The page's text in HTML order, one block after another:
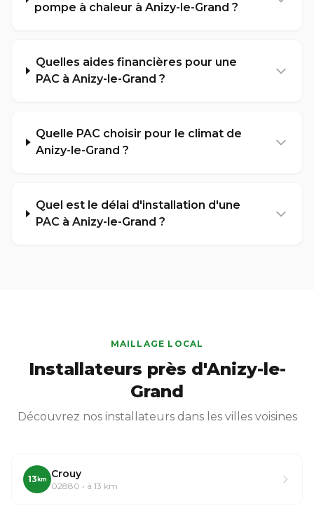
pompe à chaleur à Anizy-le-Grand ?
Quelles aides financières pour une
PAC à Anizy-le-Grand ?
Quelle PAC choisir pour le climat de
Anizy-le-Grand ?
Quel est le délai d'installation d'une
PAC à Anizy-le-Grand ?
MAILLAGE LOCAL
Installateurs près d'Anizy-le-
Grand
Découvrez nos installateurs dans les villes voisines
13 km Crouy
02880 • à 13 km